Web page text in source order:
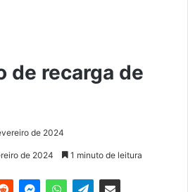
de recarga de
de 2024
de 2024 1 minuto de leitura